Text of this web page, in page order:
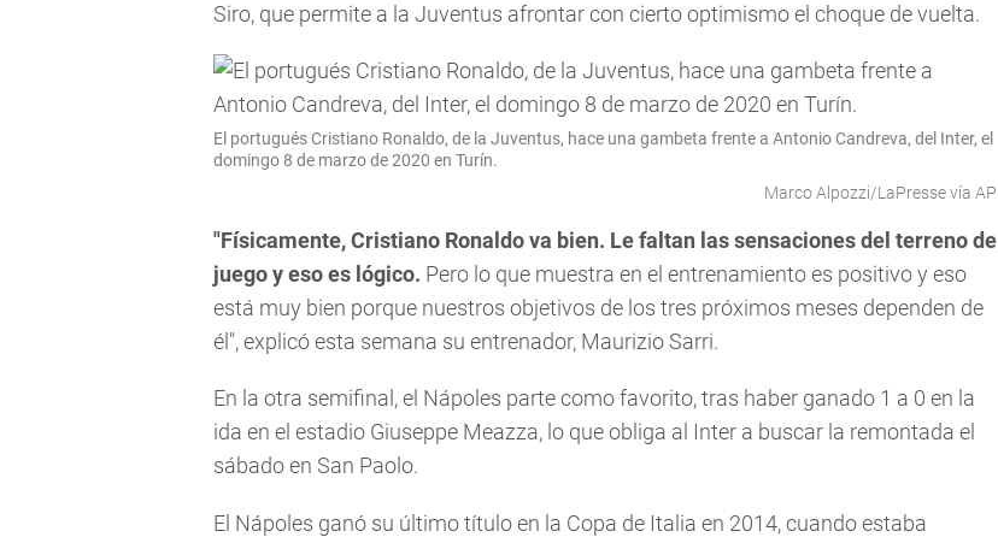
Siro, que permite a la Juventus afrontar con cierto optimismo el choque de vuelta.
El portugués Cristiano Ronaldo, de la Juventus, hace una gambeta frente a Antonio Candreva, del Inter, el
domingo 8 de marzo de 2020 en Turín.
Marco Alpozzi/LaPresse vía AP
"Físicamente, Cristiano Ronaldo va bien. Le faltan las sensaciones del terreno de
juego y eso es lógico. Pero lo que muestra en el entrenamiento es positivo y eso
está muy bien porque nuestros objetivos de los tres próximos meses dependen de
él", explicó esta semana su entrenador, Maurizio Sarri.
En la otra semifinal, el Nápoles parte como favorito, tras haber ganado 1 a 0 en la
ida en el estadio Giuseppe Meazza, lo que obliga al Inter a buscar la remontada el
sábado en San Paolo.
El Nápoles ganó su último título en la Copa de Italia en 2014, cuando estaba